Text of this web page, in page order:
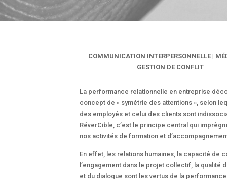
COMMUNICATION INTERPERSONNELLE |
GESTION DE CONFLIT
La performance relationnelle en entreprise
concept de « symétrie des attentions », selon
des employés et celui des clients sont
RéverCible, c’est le principe central qui
nos activités de formation et
En effet, les relations humaines, la capacité de
l’engagement dans le projet collectif, la qualité
et du dialogue sont les vertus de la